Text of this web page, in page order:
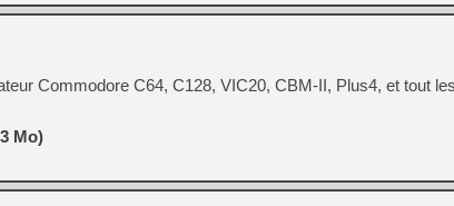
Commodore C64, C128, VIC20, CBM-II, Plus4, et tout
Mo)